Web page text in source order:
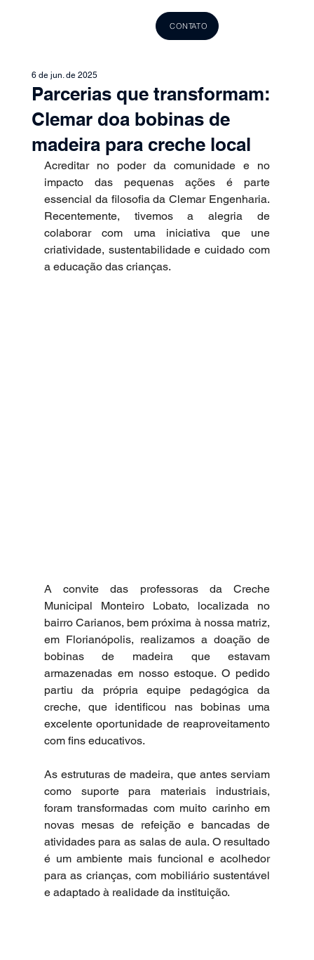
CONTATO
Parcerias que transformam:
Clemar doa bobinas de
madeira para creche local
6 de jun. de 2025
Acreditar no poder da comunidade e no
impacto das pequenas ações é parte
essencial da filosofia da Clemar Engenharia.
Recentemente, tivemos a alegria de
colaborar com uma iniciativa que une
criatividade, sustentabilidade e cuidado com
a educação das crianças.
A convite das professoras da Creche
Municipal Monteiro Lobato, localizada no
bairro Carianos, bem próxima à nossa matriz,
em Florianópolis, realizamos a doação de
bobinas de madeira que estavam
armazenadas em nosso estoque. O pedido
partiu da própria equipe pedagógica da
creche, que identificou nas bobinas uma
excelente oportunidade de reaproveitamento
com fins educativos.
As estruturas de madeira, que antes serviam
como suporte para materiais industriais,
foram transformadas com muito carinho em
novas mesas de refeição e bancadas de
atividades para as salas de aula. O resultado
é um ambiente mais funcional e acolhedor
para as crianças, com mobiliário sustentável
e adaptado à realidade da instituição.